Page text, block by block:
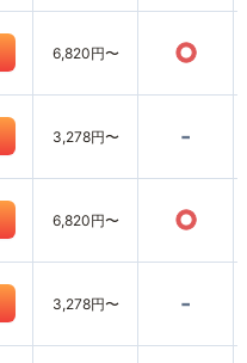
6,820円〜 ○
3,278円〜 -
6,820円〜 ○
3,278円〜 -